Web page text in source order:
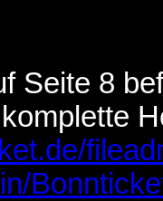
Seite 8